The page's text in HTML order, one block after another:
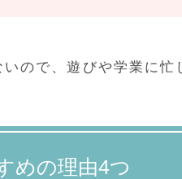
ので、遊びや学業に忙
めの理由4つ